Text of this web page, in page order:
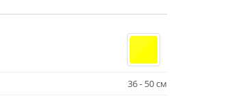
36 - 50 см